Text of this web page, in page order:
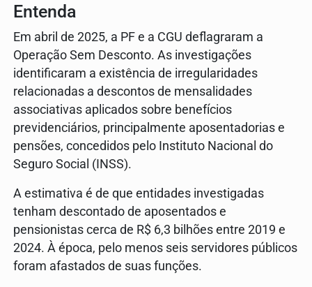
Entenda
Em abril de 2025, a PF e a CGU deflagraram a
Operação Sem Desconto. As investigações
identificaram a existência de irregularidades
relacionadas a descontos de mensalidades
associativas aplicados sobre benefícios
previdenciários, principalmente aposentadorias e
pensões, concedidos pelo Instituto Nacional do
Seguro Social (INSS).
A estimativa é de que entidades investigadas
tenham descontado de aposentados e
pensionistas cerca de R$ 6,3 bilhões entre 2019 e
2024. À época, pelo menos seis servidores públicos
foram afastados de suas funções.